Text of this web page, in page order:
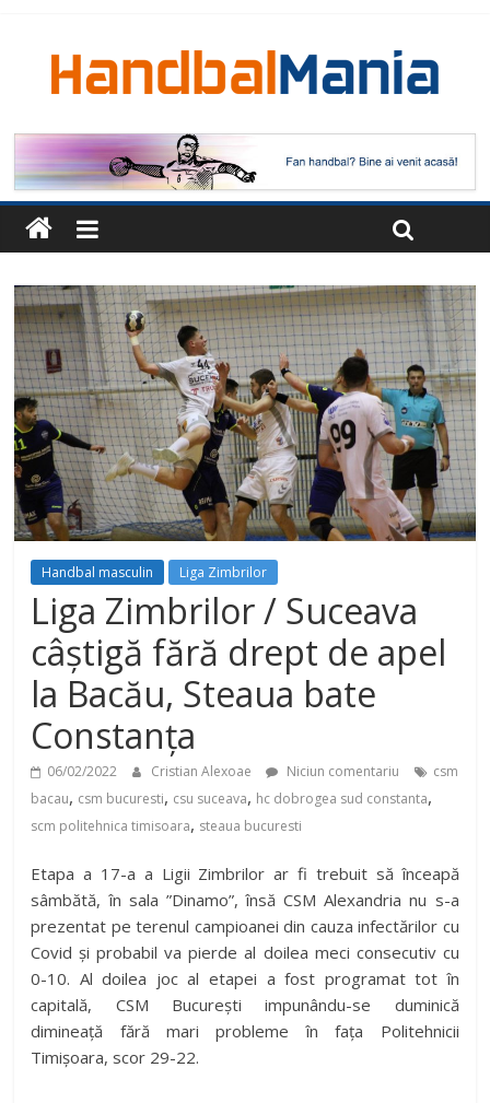
Handbal masculin Liga Zimbrilor
Liga Zimbrilor / Suceava
câștigă fără drept de apel
la Bacău, Steaua bate
Constanța
06/02/2022 Cristian Alexoae Niciun comentariu
csm
bacau, csm bucuresti, csu suceava, hc dobrogea sud constanta,
scm politehnica timisoara, steaua bucuresti
Etapa a 17-a a Ligii Zimbrilor ar fi trebuit să înceapă
sâmbătă, în sala ”Dinamo”, însă CSM Alexandria nu s-a
prezentat pe terenul campioanei din cauza infectărilor cu
Covid și probabil va pierde al doilea meci consecutiv cu
0-10. Al doilea joc al etapei a fost programat tot în
capitală, CSM București impunându-se duminică
dimineață fără mari probleme în fața Politehnicii
Timișoara, scor 29-22.